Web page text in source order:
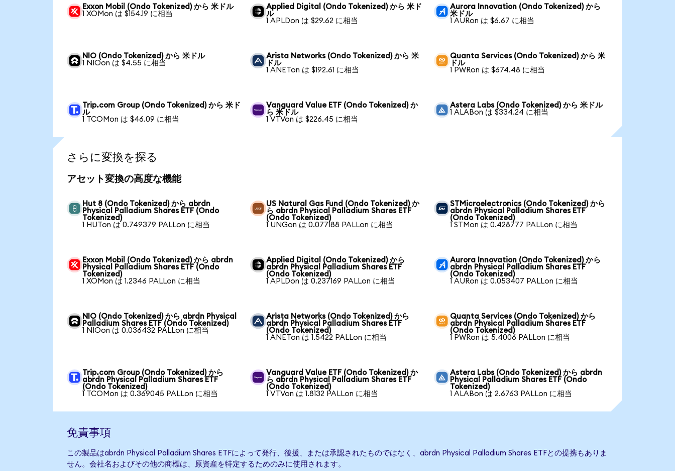
Exxon Mobil (Ondo Tokenized) から 米ドル
1 XOMon は $154.19 に相当
Applied Digital (Ondo Tokenized) から 米ド
ル
1 APLDon は $29.62 に相当
Aurora Innovation (Ondo Tokenized) から
米ドル
1 AURon は $6.67 に相当
NIO (Ondo Tokenized) から 米ドル
1 NIOon は $4.55 に相当
Arista Networks (Ondo Tokenized) から 米
ドル
1 ANETon は $192.61 に相当
Quanta Services (Ondo Tokenized) から 米
ドル
1 PWRon は $674.48 に相当
Trip.com Group (Ondo Tokenized) から 米ド
ル
1 TCOMon は $46.09 に相当
Vanguard Value ETF (Ondo Tokenized) か
ら 米ドル
1 VTVon は $226.45 に相当
Astera Labs (Ondo Tokenized) から 米ドル
1 ALABon は $334.24 に相当
さらに変換を探る
アセット変換の高度な機能
Hut 8 (Ondo Tokenized) から abrdn
Physical Palladium Shares ETF (Ondo
Tokenized)
1 HUTon は 0.749379 PALLon に相当
US Natural Gas Fund (Ondo Tokenized) か
ら abrdn Physical Palladium Shares ETF
(Ondo Tokenized)
1 UNGon は 0.077188 PALLon に相当
STMicroelectronics (Ondo Tokenized) から
abrdn Physical Palladium Shares ETF
(Ondo Tokenized)
1 STMon は 0.428777 PALLon に相当
Exxon Mobil (Ondo Tokenized) から abrdn
Physical Palladium Shares ETF (Ondo
Tokenized)
1 XOMon は 1.2346 PALLon に相当
Applied Digital (Ondo Tokenized) から
abrdn Physical Palladium Shares ETF
(Ondo Tokenized)
1 APLDon は 0.237169 PALLon に相当
Aurora Innovation (Ondo Tokenized) から
abrdn Physical Palladium Shares ETF
(Ondo Tokenized)
1 AURon は 0.053407 PALLon に相当
NIO (Ondo Tokenized) から abrdn Physical
Palladium Shares ETF (Ondo Tokenized)
1 NIOon は 0.036432 PALLon に相当
Arista Networks (Ondo Tokenized) から
abrdn Physical Palladium Shares ETF
(Ondo Tokenized)
1 ANETon は 1.5422 PALLon に相当
Quanta Services (Ondo Tokenized) から
abrdn Physical Palladium Shares ETF
(Ondo Tokenized)
1 PWRon は 5.4006 PALLon に相当
Trip.com Group (Ondo Tokenized) から
abrdn Physical Palladium Shares ETF
(Ondo Tokenized)
1 TCOMon は 0.369045 PALLon に相当
Vanguard Value ETF (Ondo Tokenized) か
ら abrdn Physical Palladium Shares ETF
(Ondo Tokenized)
1 VTVon は 1.8132 PALLon に相当
Astera Labs (Ondo Tokenized) から abrdn
Physical Palladium Shares ETF (Ondo
Tokenized)
1 ALABon は 2.6763 PALLon に相当
免責事項
この製品はabrdn Physical Palladium Shares ETFによって発行、後援、または承認されたものではなく、abrdn Physical Palladium Shares ETFとの提携もありま
せん。会社名およびその他の商標は、原資産を特定するためのみに使用されます。